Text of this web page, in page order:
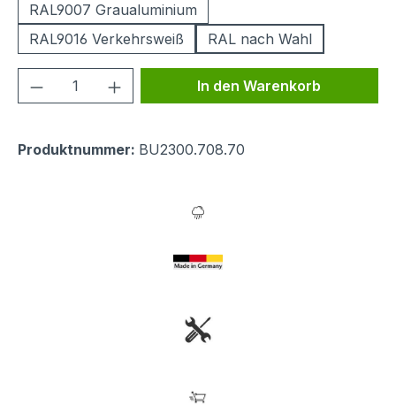
RAL9007 Graualuminium
RAL9016 Verkehrsweiß
RAL nach Wahl
Produkt Anzahl: Gib denIn den Warenkorb
Produktnummer: BU2300.708.70